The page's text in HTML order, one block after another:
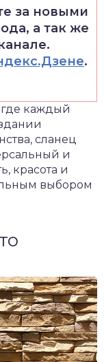
за новыми
а так же
.
где каждый
сланец
и
красота и
выбором